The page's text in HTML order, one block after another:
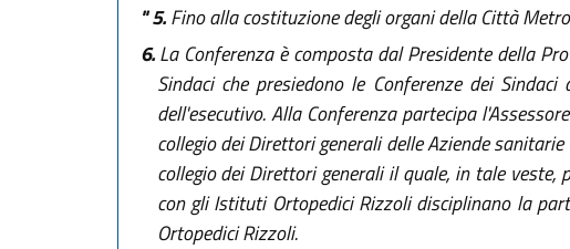
" 5.Fino alla costituzione degli organi della Città
6.La Conferenza è composta dal Presidente della
Sindaci che presiedono le Conferenze dei
dell'esecutivo. Alla Conferenza partecipa
collegio dei Direttori generali delle Aziende
collegio dei Direttori generali il quale, in tale
con gli Istituti Ortopedici Rizzoli disciplinano la
Ortopedici Rizzoli.